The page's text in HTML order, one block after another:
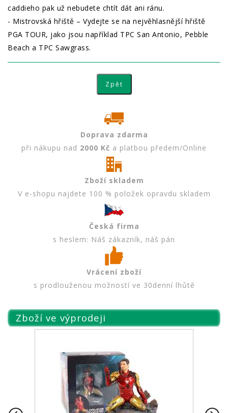
caddieho pak už nebudete chtít dát ani ránu.
- Mistrovská hřiště – Vydejte se na nejvěhlasnější hřiště
PGA TOUR, jako jsou například TPC San Antonio, Pebble
Beach a TPC Sawgrass.
Doprava zdarma
při nákupu nad 2000 Kč a platbou předem/Online
Zboží skladem
V e-shopu najdete 100 % položek opravdu skladem
Česká firma
s heslem: Náš zákazník, náš pán
Vrácení zboží
s prodlouženou možností ve 30denní lhůtě
Zboží ve výprodeji